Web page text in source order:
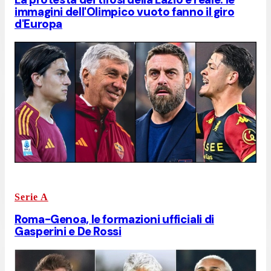
immagini dell'Olimpico vuoto fanno il giro
d'Europa
Serie A
Roma-Genoa, le formazioni ufficiali di
Gasperini e De Rossi